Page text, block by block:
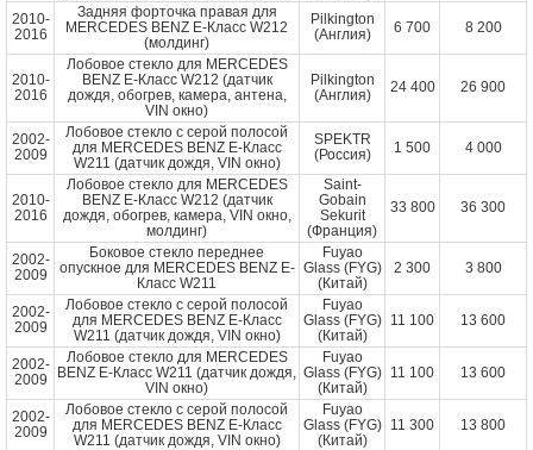
2010-
2016
Задняя форточка правая для
MERCEDES BENZ E-Класс W212
(молдинг)
Pilkington
(Англия)
6 700 8 200
2010-
2016
Лобовое стекло для MERCEDES
BENZ E-Класс W212 (датчик
дождя, обогрев, камера, антена,
VIN окно)
Pilkington
(Англия)
24 400 26 900
2002-
2009
Лобовое стекло с серой полосой
для MERCEDES BENZ E-Класс
W211 (датчик дождя, VIN окно)
SPEKTR
(Россия)
1 500 4 000
2010-
2016
Лобовое стекло для MERCEDES
BENZ E-Класс W212 (датчик
дождя, обогрев, камера, VIN окно,
молдинг)
Saint-
Gobain
Sekurit
(Франция)
33 800 36 300
2002-
2009
Боковое стекло переднее
опускное для MERCEDES BENZ E-
Класс W211
Fuyao
Glass (FYG)
(Китай)
2 300 3 800
2002-
2009
Лобовое стекло с серой полосой
для MERCEDES BENZ E-Класс
W211 (датчик дождя, VIN окно)
Fuyao
Glass (FYG)
(Китай)
11 100 13 600
2002-
2009
Лобовое стекло для MERCEDES
BENZ E-Класс W211 (датчик дождя,
VIN окно)
Fuyao
Glass (FYG)
(Китай)
11 100 13 600
2002-
2009
Лобовое стекло с серой полосой
для MERCEDES BENZ E-Класс
W211 (датчик дождя, VIN окно)
Fuyao
Glass (FYG)
(Китай)
11 300 13 800